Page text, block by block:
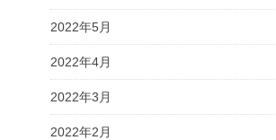
2022年5月
2022年4月
2022年3月
2022年2月